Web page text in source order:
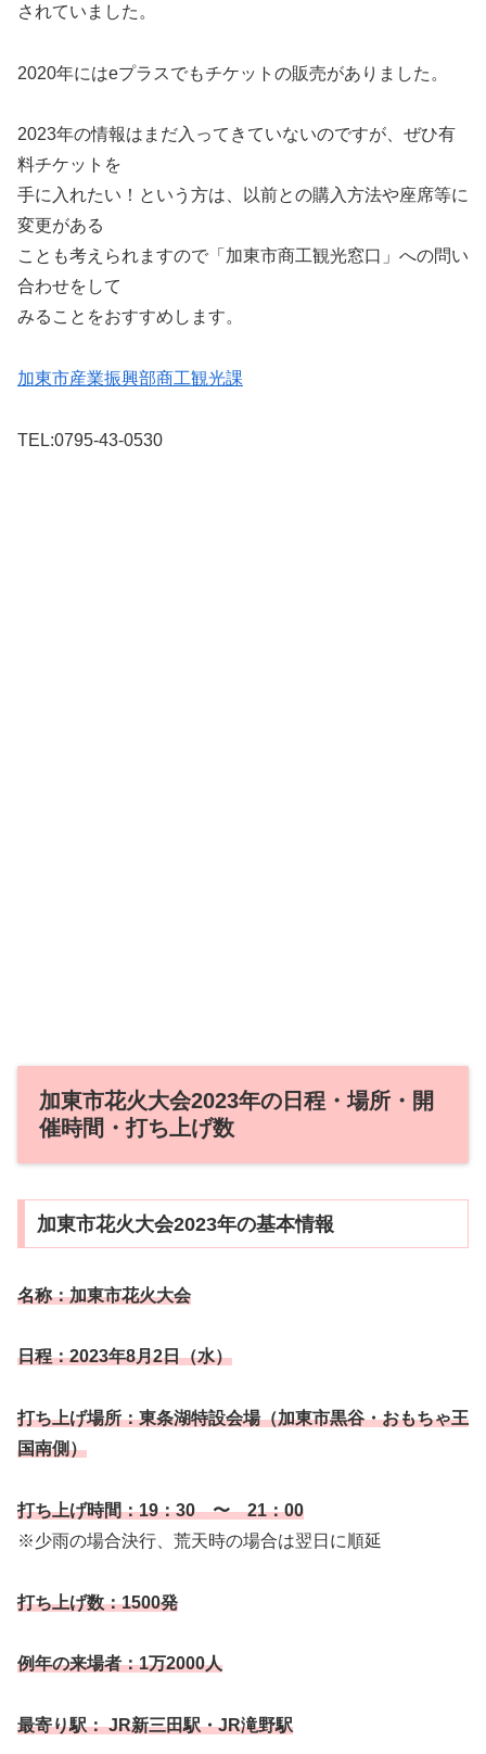
されていました。
2020年にはeプラスでもチケットの販売がありました。
2023年の情報はまだ入ってきていないのですが、ぜひ有
料チケットを
手に入れたい！という方は、以前との購入方法や座席等に
変更がある
ことも考えられますので「加東市商工観光窓口」への問い
合わせをして
みることをおすすめします。
加東市産業振興部商工観光課
TEL:0795-43-0530
加東市花火大会2023年の日程・場所・開
催時間・打ち上げ数
加東市花火大会2023年の基本情報
名称：加東市花火大会
日程：2023年8月2日（水）
打ち上げ場所：東条湖特設会場（加東市黒谷・おもちゃ王
国南側）
打ち上げ時間：19：30 〜 21：00
※少雨の場合決行、荒天時の場合は翌日に順延
打ち上げ数：1500発
例年の来場者：1万2000人
最寄り駅： JR新三田駅・JR滝野駅